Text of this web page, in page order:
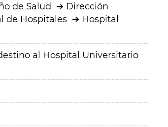
de Salud
Dirección
de Hospitales
Hospital
al Hospital Universitario